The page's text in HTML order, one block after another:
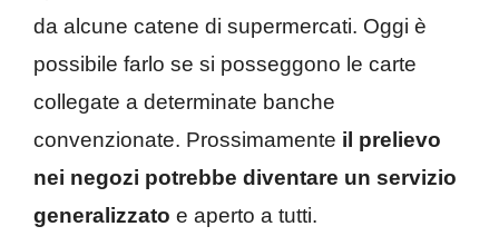
da alcune catene di supermercati. Oggi è
possibile farlo se si posseggono le carte
collegate a determinate banche
convenzionate. Prossimamente il prelievo
nei negozi potrebbe diventare un servizio
generalizzato e aperto a tutti.